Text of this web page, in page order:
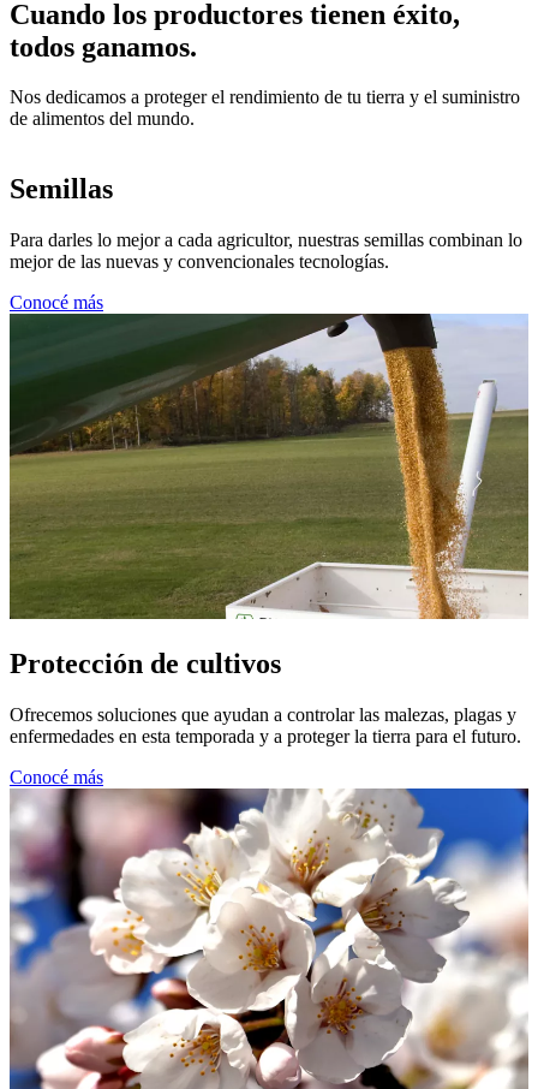
Cuando los productores tienen éxito,
todos ganamos.
Nos dedicamos a proteger el rendimiento de tu tierra y el suministro
de alimentos del mundo.
Semillas
Para darles lo mejor a cada agricultor, nuestras semillas combinan lo
mejor de las nuevas y convencionales tecnologías.
Conocé más
Protección de cultivos
Ofrecemos soluciones que ayudan a controlar las malezas, plagas y
enfermedades en esta temporada y a proteger la tierra para el futuro.
Conocé más